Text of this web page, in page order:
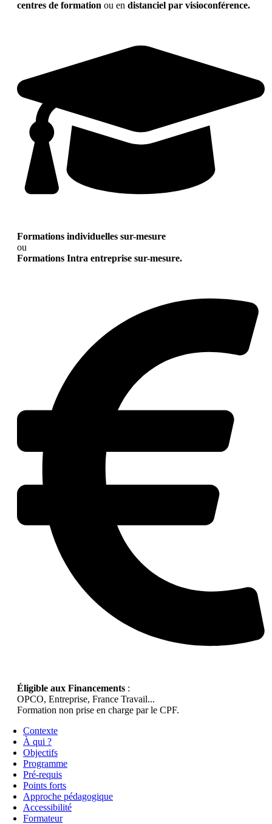
centres de formation ou en distanciel par visioconférence.
Formations individuelles sur-mesure
ou
Formations Intra entreprise sur-mesure.
Éligible aux Financements :
OPCO, Entreprise, France Travail...
Formation non prise en charge par le CPF.
Contexte
À qui ?
Objectifs
Programme
Pré-requis
Points forts
Approche pédagogique
Accessibilité
Formateur